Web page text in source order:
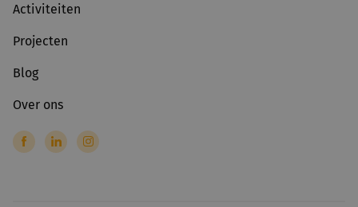
Activiteiten
Projecten
Blog
Over ons